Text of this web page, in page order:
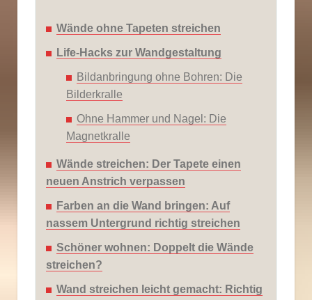
Wände ohne Tapeten streichen
Life-Hacks zur Wandgestaltung
Bildanbringung ohne Bohren: Die
Bilderkralle
Ohne Hammer und Nagel: Die
Magnetkralle
Wände streichen: Der Tapete einen
neuen Anstrich verpassen
Farben an die Wand bringen: Auf
nassem Untergrund richtig streichen
Schöner wohnen: Doppelt die Wände
streichen?
Wand streichen leicht gemacht: Richtig